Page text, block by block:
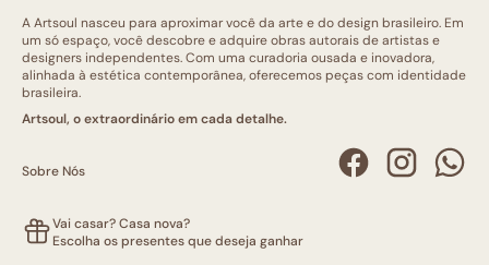
A Artsoul nasceu para aproximar você da arte e do design brasileiro. Em
um só espaço, você descobre e adquire obras autorais de artistas e
designers independentes. Com uma curadoria ousada e inovadora,
alinhada à estética contemporânea, oferecemos peças com identidade
brasileira.
Artsoul, o extraordinário em cada detalhe.
Sobre Nós
Vai casar? Casa nova?
Escolha os presentes que deseja ganhar